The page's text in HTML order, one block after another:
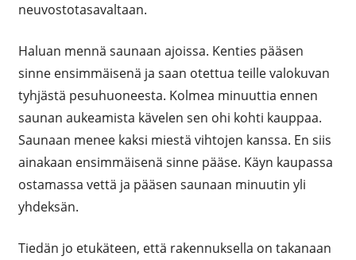
neuvostotasavaltaan.
Haluan mennä saunaan ajoissa. Kenties pääsen
sinne ensimmäisenä ja saan otettua teille valokuvan
tyhjästä pesuhuoneesta. Kolmea minuuttia ennen
saunan aukeamista kävelen sen ohi kohti kauppaa.
Saunaan menee kaksi miestä vihtojen kanssa. En siis
ainakaan ensimmäisenä sinne pääse. Käyn kaupassa
ostamassa vettä ja pääsen saunaan minuutin yli
yhdeksän.
Tiedän jo etukäteen, että rakennuksella on takanaan